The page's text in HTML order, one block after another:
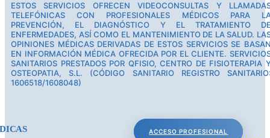
ESTOS SERVICIOS OFRECEN VIDEOCONSULTAS Y
TELEFÓNICAS CON PROFESIONALES MÉDICOS PARA
PREVENCIÓN, EL DIAGNÓSTICO Y EL TRATAMIENTO
ENFERMEDADES, ASÍ COMO EL MANTENIMIENTO DE LA SALUD.
OPINIONES MÉDICAS DERIVADAS DE ESTOS SERVICIOS SE
EN INFORMACIÓN MÉDICA OFRECIDA POR EL CLIENTE.
SANITARIOS PRESTADOS POR QFISIO, CENTRO DE FISIOTERAPIA
OSTEOPATIA, S.L. (CÓDIGO SANITARIO REGISTRO
1606518/1608048)
ACCESO PROFESIONAL